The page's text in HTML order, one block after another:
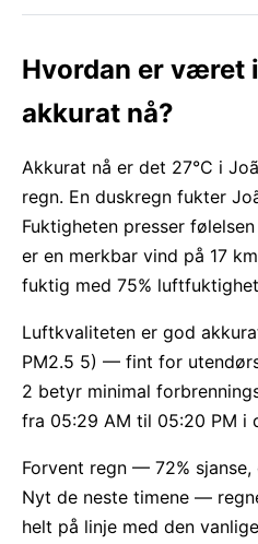
Hvordan er været
akkurat nå?
Akkurat nå er det 27°C i
regn. En duskregn fukter
Fuktigheten presser
er en merkbar vind på 17
fuktig med 75%
Luftkvaliteten er god
PM2.5 5) — fint for
2 betyr minimal
fra 05:29 AM til 05:20 PM i
Forvent regn — 72%
Nyt de neste timene —
helt på linje med den